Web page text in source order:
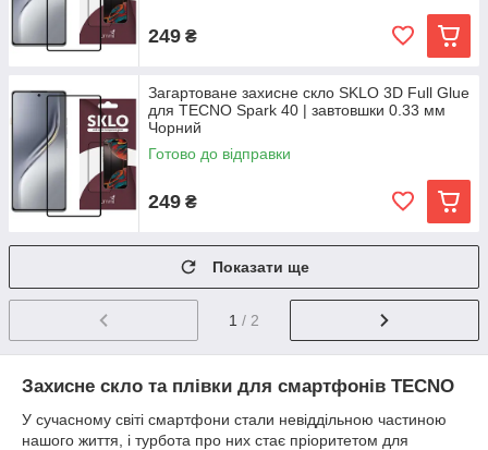
249 ₴
Загартоване захисне скло SKLO 3D Full Glue
для TECNO Spark 40 | завтовшки 0.33 мм
Чорний
Готово до відправки
249 ₴
Показати ще
1 / 2
Захисне скло та плівки для смартфонів TECNO
У сучасному світі смартфони стали невіддільною частиною
нашого життя, і турбота про них стає пріоритетом для